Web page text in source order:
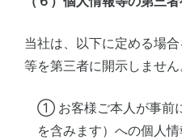
当社は、以下に定める場
等を第三者に開示しません
① お客様ご本人が事前
を含みます）への個人